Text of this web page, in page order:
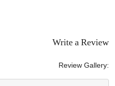
Write a Review
Review Gallery: